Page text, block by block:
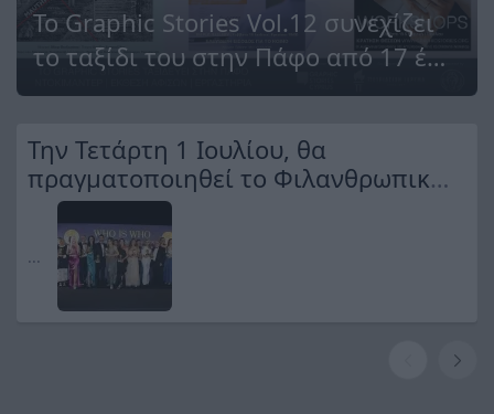
Το Graphic Stories Vol.12 συνεχίζει
το ταξίδι του στην Πάφο από 17 έως
19 Ιουλίου 2026
Την Τετάρτη 1 Ιουλίου, θα
πραγματοποιηθεί το Φιλανθρωπικό
Gala - WHO IS WHO International
Awards Αθήνα 2026
...